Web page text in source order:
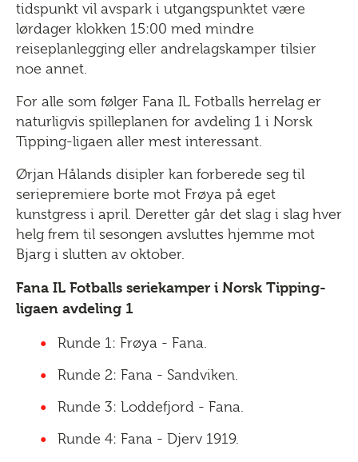
tidspunkt vil avspark i utgangspunktet være
lørdager klokken 15:00 med mindre
reiseplanlegging eller andrelagskamper tilsier
noe annet.
For alle som følger Fana IL Fotballs herrelag er
naturligvis spilleplanen for avdeling 1 i Norsk
Tipping-ligaen aller mest interessant.
Ørjan Hålands disipler kan forberede seg til
seriepremiere borte mot Frøya på eget
kunstgress i april. Deretter går det slag i slag hver
helg frem til sesongen avsluttes hjemme mot
Bjarg i slutten av oktober.
Fana IL Fotballs seriekamper i Norsk Tipping-
ligaen avdeling 1
Runde 1: Frøya - Fana.
Runde 2: Fana - Sandviken.
Runde 3: Loddefjord - Fana.
Runde 4: Fana - Djerv 1919.